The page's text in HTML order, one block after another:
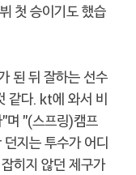
첫 승이기도 했습
된 뒤 잘하는 선수
같다. kt에 와서 비
며 "(스프링)캠프
지는 투수가 어디
히지 않던 제구가